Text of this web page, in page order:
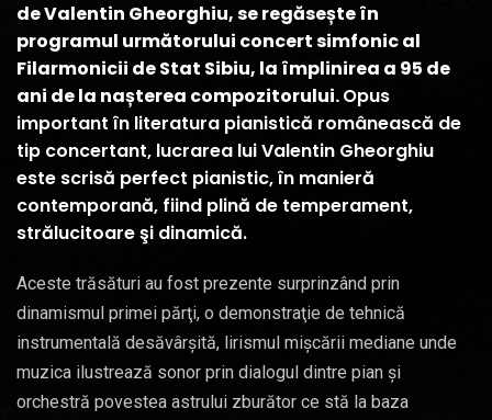
de Valentin Gheorghiu, se regăsește în
programul următorului concert simfonic al
Filarmonicii de Stat Sibiu, la împlinirea a 95 de
ani de la nașterea compozitorului.Opus
important în literatura pianistică românească de
tip concertant, lucrarea lui Valentin Gheorghiu
este scrisă perfect pianistic, în manieră
contemporană, fiind plină de temperament,
strălucitoare şi dinamică.
Aceste trăsături au fost prezente surprinzând prin
dinamismul primei părţi, o demonstraţie de tehnică
instrumentală desăvârşită, lirismul mişcării mediane unde
muzica ilustrează sonor prin dialogul dintre pian şi
orchestră povestea astrului zburător ce stă la baza